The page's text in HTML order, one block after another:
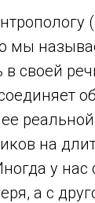
мы
своей
на
у нас
а с